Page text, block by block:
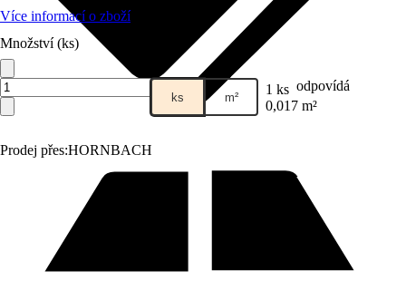
Prodej přes:HORNBACH
Více informací o zboží
Množství (ks)
ks m² 1 ks odpovídá
0,017 m²